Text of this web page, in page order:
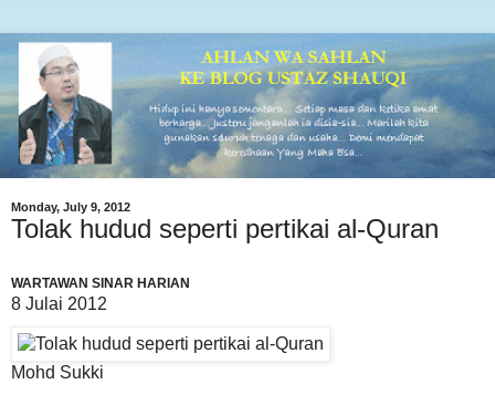
Monday, July 9, 2012
Tolak hudud seperti pertikai al-Quran
WARTAWAN SINAR HARIAN
8 Julai 2012
Mohd Sukki